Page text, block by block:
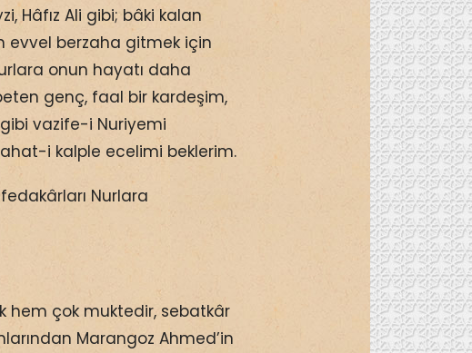
Hâfız Ali gibi; bâki kalan
evvel berzaha gitmek için
onun hayatı daha
genç, faal bir kardeşim,
vazife-i Nuriyemi
i kalple ecelimi beklerim.
Nurlara
hem çok muktedir, sebatkâr
Marangoz Ahmed’in